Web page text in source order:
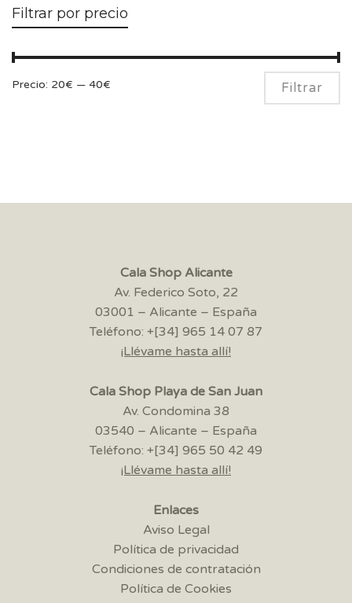
Filtrar por precio
Filtrar
Precio: 20€ — 40€
Cala Shop Alicante
Av. Federico Soto, 22
03001 – Alicante – España
Teléfono: +[34] 965 14 07 87
¡Llévame hasta allí!
Cala Shop Playa de San Juan
Av. Condomina 38
03540 – Alicante – España
Teléfono: +[34] 965 50 42 49
¡Llévame hasta allí!
Enlaces
Aviso Legal
Política de privacidad
Condiciones de contratación
Política de Cookies